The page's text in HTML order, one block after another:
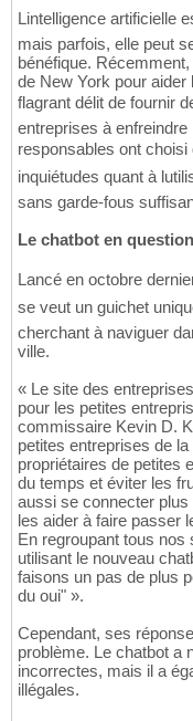
Lintelligence artificielle
mais parfois, elle peut
bénéfique.
de New York pour
flagrant délit de fournir
entreprises à
responsables ont choisi
inquiétudes quant à
sans garde-fous
Le chatbot en question
Lancé en octobre
se veut un guichet
cherchant à naviguer
ville.
« Le site des
pour les petites
commissaire Kevin D.
petites entreprises de
propriétaires de petites
du temps et éviter les
aussi se connecter
les aider à faire passer
En regroupant tous nos
utilisant le nouveau
faisons un pas de plus
du oui" ».
Cependant, ses
problème. Le chatbot a
incorrectes, mais il a
illégales.